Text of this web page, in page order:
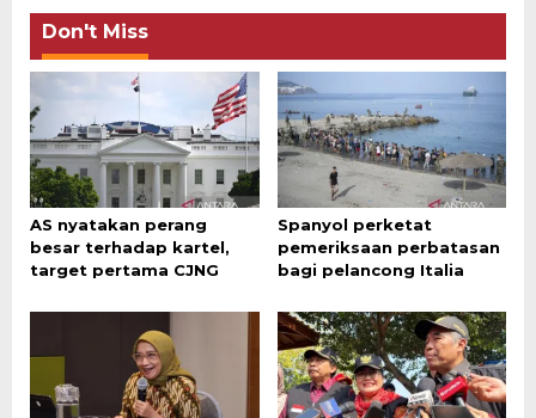
Don't Miss
AS nyatakan perang
besar terhadap kartel,
target pertama CJNG
Spanyol perketat
pemeriksaan perbatasan
bagi pelancong Italia